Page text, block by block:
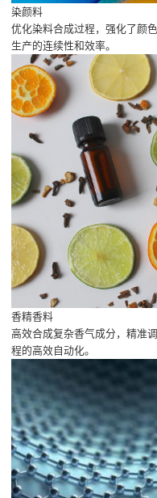
染颜料
优化染料合成过程，强化了颜
生产的连续性和效率。
香精香料
高效合成复杂香气成分，精准
程的高效自动化。